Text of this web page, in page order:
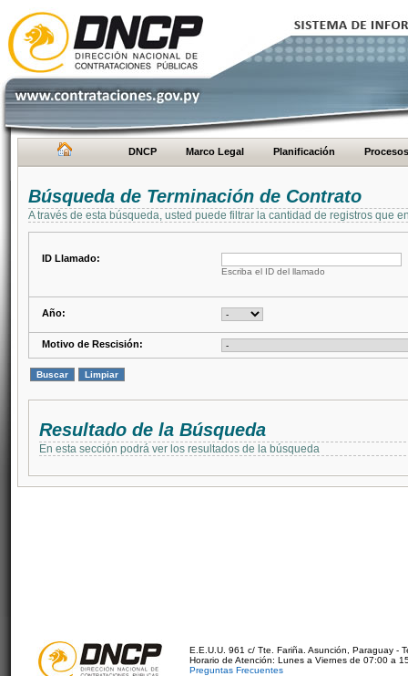
DNCP Marco Legal Planificación Procesos
Búsqueda de Terminación de Contrato
A través de esta búsqueda, usted puede filtrar la cantidad de registros que
ID Llamado:
Escriba el ID del llamado
Año:
Motivo de Rescisión:
Resultado de la Búsqueda
En esta sección podrá ver los resultados de la búsqueda
E.E.U.U. 961 c/ Tte. Fariña. Asunción, Paraguay -
Horario de Atención: Lunes a Viernes de 07:00 a
Preguntas Frecuentes